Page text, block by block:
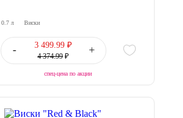
0.7 л Виски
- 3 499.99 ₽
4 374.99₽
+
спец-цена по акции